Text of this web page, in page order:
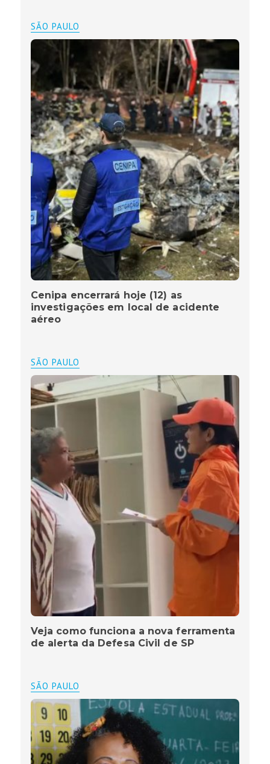
SÃO PAULO
Cenipa encerrará hoje (12) as
investigações em local de acidente
aéreo
SÃO PAULO
Veja como funciona a nova ferramenta
de alerta da Defesa Civil de SP
SÃO PAULO